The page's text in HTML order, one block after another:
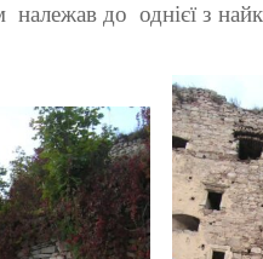
належав до однієї з